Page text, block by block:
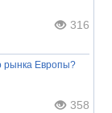
316
рынка Европы?
358